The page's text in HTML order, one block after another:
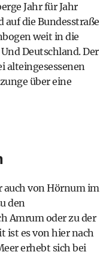
Jahr für Jahr
die Bundesstraße
weit in die
Deutschland. Der
alteingesessenen
über eine
auch von Hörnum im
den
Amrum oder zu der
ist es von hier nach
erhebt sich bei